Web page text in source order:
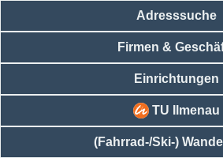
Adresssuche
Firmen &
Einrichtungen
TU Ilmenau
(Fahrrad-/Ski-)